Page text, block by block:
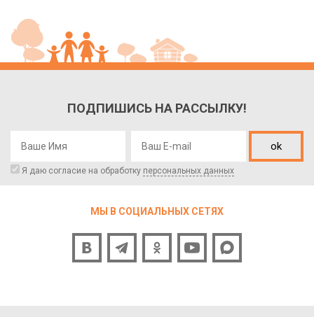
ПОДПИШИСЬ НА РАССЫЛКУ!
ok
Я даю согласие на обработку персональных данных
МЫ В СОЦИАЛЬНЫХ СЕТЯХ